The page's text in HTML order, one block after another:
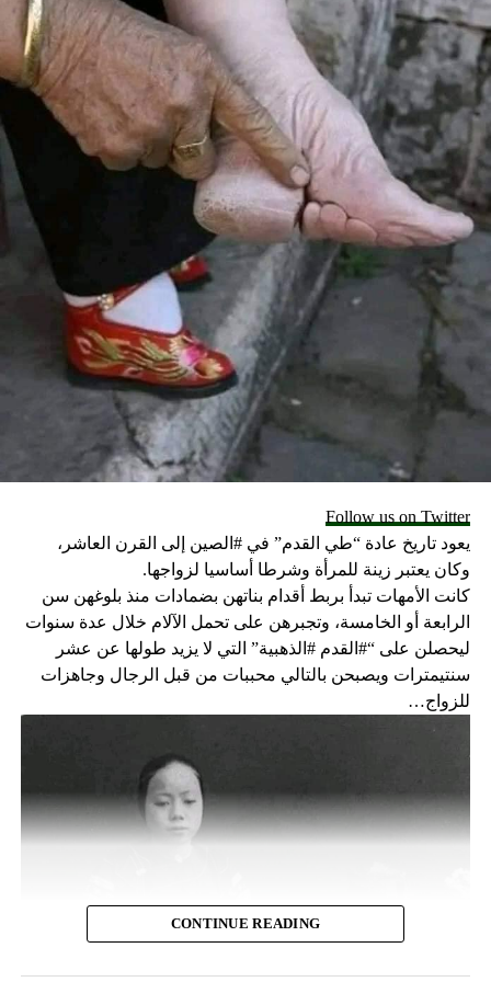
Follow us on Twitter
يعود تاريخ عادة “طي القدم” في #الصين إلى القرن العاشر،
وكان يعتبر زينة للمرأة وشرطا أساسيا لزواجها.
كانت الأمهات تبدأ بربط أقدام بناتهن بضمادات منذ بلوغهن سن
الرابعة أو الخامسة، وتجبرهن على تحمل الآلام خلال عدة سنوات
ليحصلن على “#القدم #الذهبية” التي لا يزيد طولها عن عشر
سنتيمترات ويصبحن بالتالي محببات من قبل الرجال وجاهزات
للزواج…
CONTINUE READING